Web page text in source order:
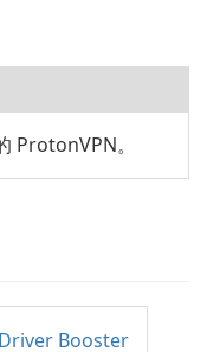
ProtonVPN。